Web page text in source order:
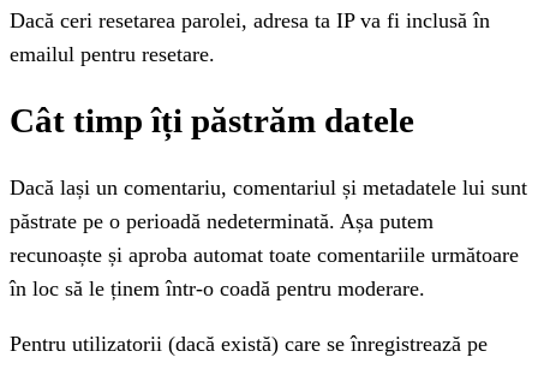
Dacă ceri resetarea parolei, adresa ta IP va fi inclusă în
emailul pentru resetare.
Cât timp îți păstrăm datele
Dacă lași un comentariu, comentariul și metadatele lui sunt
păstrate pe o perioadă nedeterminată. Așa putem
recunoaște și aproba automat toate comentariile următoare
în loc să le ținem într-o coadă pentru moderare.
Pentru utilizatorii (dacă există) care se înregistrează pe